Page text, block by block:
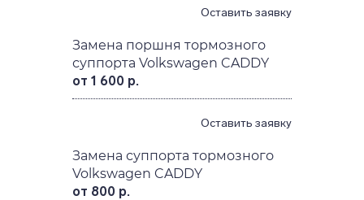
Оставить заявку
Замена поршня тормозного
суппорта Volkswagen CADDY
от 1 600 р.
Оставить заявку
Замена суппорта тормозного
Volkswagen CADDY
от 800 р.